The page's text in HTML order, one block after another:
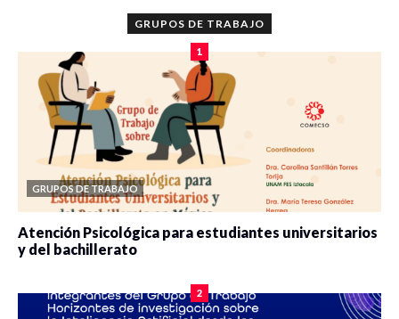
GRUPOS DE TRABAJO
1
GRUPOS DE TRABAJO
Atención Psicológica para estudiantes universitarios
y del bachillerato
2